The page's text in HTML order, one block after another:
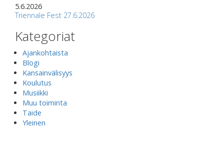
5.6.2026
Triennale Fest 27.6.2026
Kategoriat
Ajankohtaista
Blogi
Kansainvälisyys
Koulutus
Musiikki
Muu toiminta
Taide
Yleinen